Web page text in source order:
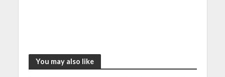
You may also like